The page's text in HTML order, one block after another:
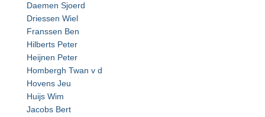
Daemen Sjoerd
Driessen Wiel
Franssen Ben
Hilberts Peter
Heijnen Peter
Hombergh Twan v d
Hovens Jeu
Huijs Wim
Jacobs Bert